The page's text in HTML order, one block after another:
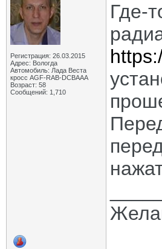
Регистрация: 26.03.2015
Адрес: Вологда
Автомобиль: Лада Веста
кросс AGF-RAB-DCBAAA
Возраст: 58
Сообщений: 1,710
Где-